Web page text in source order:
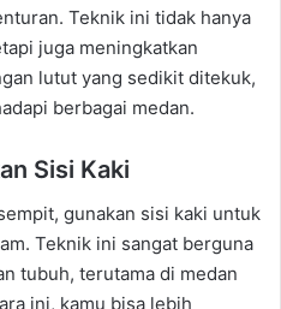
Teknik ini tidak hanya
juga meningkatkan
lutut yang sedikit ditekuk,
berbagai medan.
Sisi Kaki
gunakan sisi kaki untuk
Teknik ini sangat berguna
tubuh, terutama di medan
ini, kamu bisa lebih